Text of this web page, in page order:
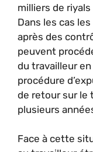
milliers de
Dans les cas
après des
peuvent
du travailleur
procédure
de retour sur le
plusieurs
Face à cette